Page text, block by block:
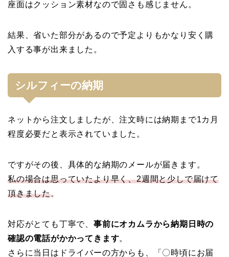
座面はクッション素材なので固さも感じません。
結果、省いた部分があるので予定よりもかなり安く購
入する事が出来ました。
シルフィーの納期
ネットから注文しましたが、注文時には納期まで1カ月
程度必要だと表示されていました。
ですがその後、具体的な納期のメールが届きます。
私の場合は思っていたより早く、2週間と少しで届けて
頂きました。
対応がとても丁寧で、 事前にオカムラから納期日時の
確認の電話がかかってきます。
さらに当日はドライバーの方からも、「〇時頃にお届